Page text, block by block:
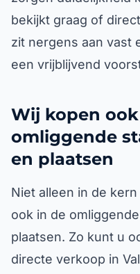
bekijkt graag of
zit nergens aan vast
een vrijblijvend
Wij kopen
omliggende
en plaatsen
Niet alleen in de
ook in de
plaatsen. Zo kunt u
directe verkoop in